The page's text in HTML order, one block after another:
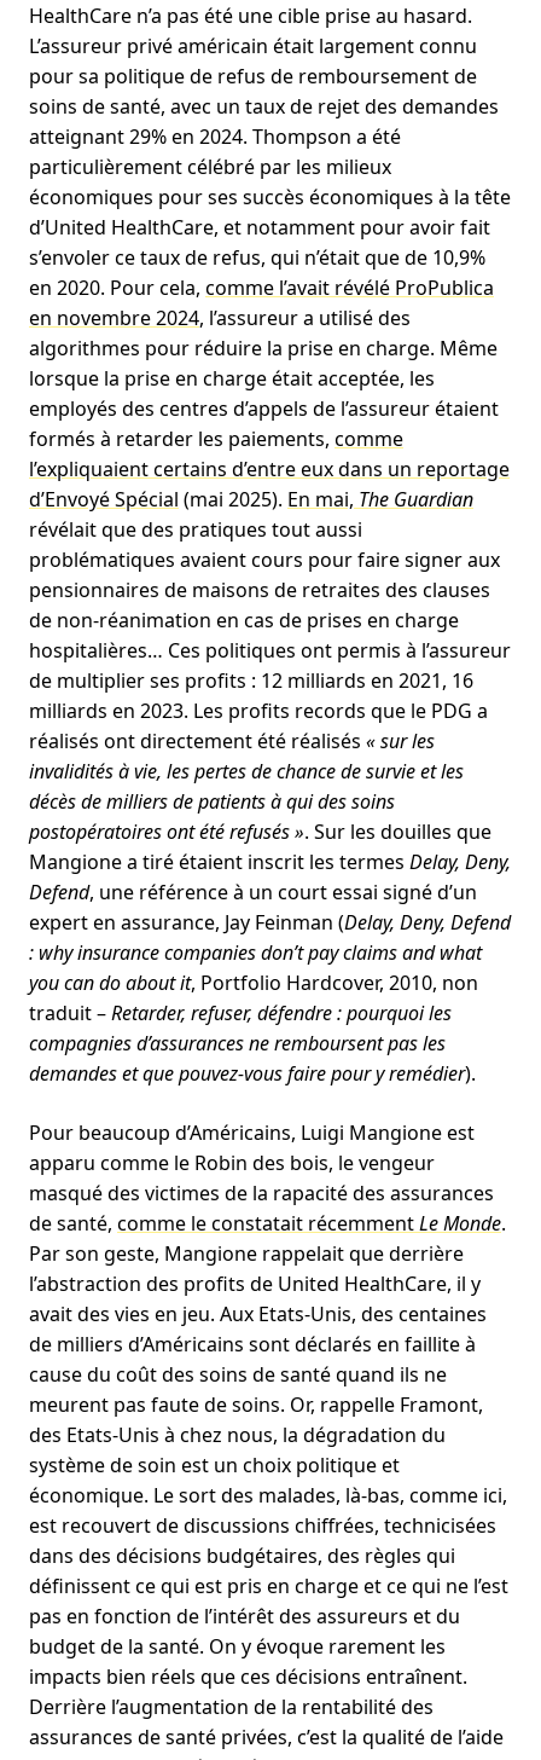
HealthCare n’a pas été une cible prise au hasard.
L’assureur privé américain était largement connu
pour sa politique de refus de remboursement de
soins de santé, avec un taux de rejet des demandes
atteignant 29% en 2024. Thompson a été
particulièrement célébré par les milieux
économiques pour ses succès économiques à la tête
d’United HealthCare, et notamment pour avoir fait
s’envoler ce taux de refus, qui n’était que de 10,9%
en 2020. Pour cela, comme l’avait révélé ProPublica
en novembre 2024, l’assureur a utilisé des
algorithmes pour réduire la prise en charge. Même
lorsque la prise en charge était acceptée, les
employés des centres d’appels de l’assureur étaient
formés à retarder les paiements, comme
l’expliquaient certains d’entre eux dans un reportage
d’Envoyé Spécial (mai 2025). En mai, The Guardian
révélait que des pratiques tout aussi
problématiques avaient cours pour faire signer aux
pensionnaires de maisons de retraites des clauses
de non-réanimation en cas de prises en charge
hospitalières… Ces politiques ont permis à l’assureur
de multiplier ses profits : 12 milliards en 2021, 16
milliards en 2023. Les profits records que le PDG a
réalisés ont directement été réalisés « sur les
invalidités à vie, les pertes de chance de survie et les
décès de milliers de patients à qui des soins
postopératoires ont été refusés ». Sur les douilles que
Mangione a tiré étaient inscrit les termes Delay, Deny,
Defend, une référence à un court essai signé d’un
expert en assurance, Jay Feinman (Delay, Deny, Defend
: why insurance companies don’t pay claims and what
you can do about it, Portfolio Hardcover, 2010, non
traduit –Retarder, refuser, défendre : pourquoi les
compagnies d’assurances ne remboursent pas les
demandes et que pouvez-vous faire pour y remédier).
Pour beaucoup d’Américains, Luigi Mangione est
apparu comme le Robin des bois, le vengeur
masqué des victimes de la rapacité des assurances
de santé, comme le constatait récemmentLe Monde.
Par son geste, Mangione rappelait que derrière
l’abstraction des profits de United HealthCare, il y
avait des vies en jeu. Aux Etats-Unis, des centaines
de milliers d’Américains sont déclarés en faillite à
cause du coût des soins de santé quand ils ne
meurent pas faute de soins. Or, rappelle Framont,
des Etats-Unis à chez nous, la dégradation du
système de soin est un choix politique et
économique. Le sort des malades, là-bas, comme ici,
est recouvert de discussions chiffrées, technicisées
dans des décisions budgétaires, des règles qui
définissent ce qui est pris en charge et ce qui ne l’est
pas en fonction de l’intérêt des assureurs et du
budget de la santé. On y évoque rarement les
impacts bien réels que ces décisions entraînent.
Derrière l’augmentation de la rentabilité des
assurances de santé privées, c’est la qualité de l’aide